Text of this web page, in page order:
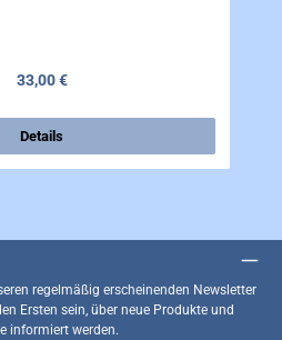
Regulärer Preis:
33,00 €
Details
regelmäßig erscheinenden Newsletter
Ersten sein, über neue Produkte und
informiert werden.